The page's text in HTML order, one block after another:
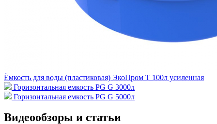
Ёмкость для воды (пластиковая) ЭкоПром T 100л усиленная
Горизонтальная емкость PG G 3000л
Горизонтальная емкость PG G 5000л
Видеообзоры и статьи